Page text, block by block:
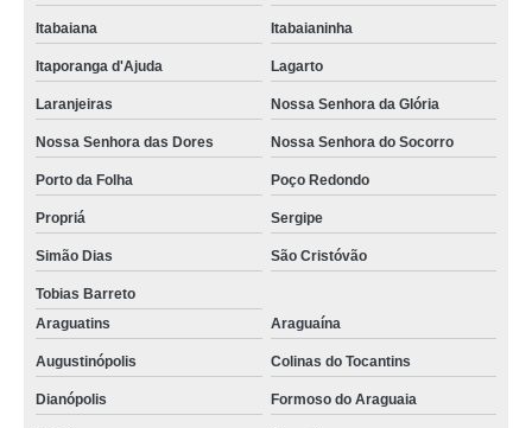
Itabaiana Itabaianinha
Itaporanga d'Ajuda Lagarto
Laranjeiras Nossa Senhora da Glória
Nossa Senhora das Dores Nossa Senhora do Socorro
Porto da Folha Poço Redondo
Propriá Sergipe
Simão Dias São Cristóvão
Tobias Barreto
Araguatins
Araguaína
Augustinópolis Colinas do Tocantins
Dianópolis Formoso do Araguaia